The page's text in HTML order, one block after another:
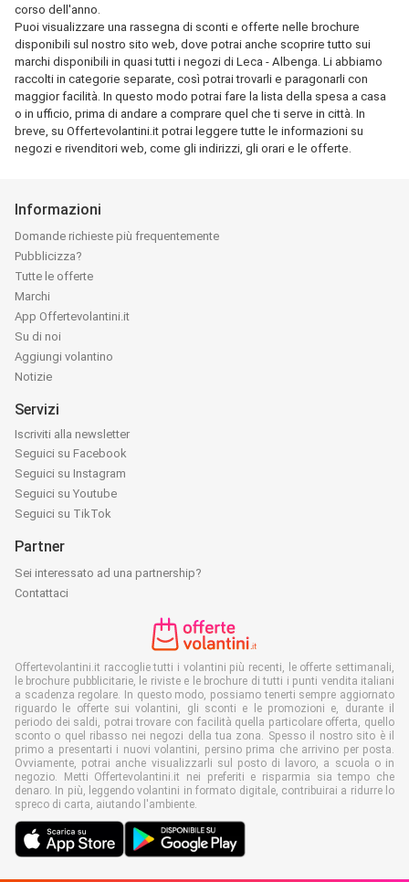
corso dell'anno.
Puoi visualizzare una rassegna di sconti e offerte nelle brochure
disponibili sul nostro sito web, dove potrai anche scoprire tutto sui
marchi disponibili in quasi tutti i negozi di Leca - Albenga. Li abbiamo
raccolti in categorie separate, così potrai trovarli e paragonarli con
maggior facilità. In questo modo potrai fare la lista della spesa a casa
o in ufficio, prima di andare a comprare quel che ti serve in città. In
breve, su Offertevolantini.it potrai leggere tutte le informazioni su
negozi e rivenditori web, come gli indirizzi, gli orari e le offerte.
Informazioni
Domande richieste più frequentemente
Pubblicizza?
Tutte le offerte
Marchi
App Offertevolantini.it
Su di noi
Aggiungi volantino
Notizie
Servizi
Iscriviti alla newsletter
Seguici su Facebook
Seguici su Instagram
Seguici su Youtube
Seguici su TikTok
Partner
Sei interessato ad una partnership?
Contattaci
Offertevolantini.it raccoglie tutti i volantini più recenti, le offerte settimanali,
le brochure pubblicitarie, le riviste e le brochure di tutti i punti vendita italiani
a scadenza regolare. In questo modo, possiamo tenerti sempre aggiornato
riguardo le offerte sui volantini, gli sconti e le promozioni e, durante il
periodo dei saldi, potrai trovare con facilità quella particolare offerta, quello
sconto o quel ribasso nei negozi della tua zona. Spesso il nostro sito è il
primo a presentarti i nuovi volantini, persino prima che arrivino per posta.
Ovviamente, potrai anche visualizzarli sul posto di lavoro, a scuola o in
negozio. Metti Offertevolantini.it nei preferiti e risparmia sia tempo che
denaro. In più, leggendo volantini in formato digitale, contribuirai a ridurre lo
spreco di carta, aiutando l'ambiente.